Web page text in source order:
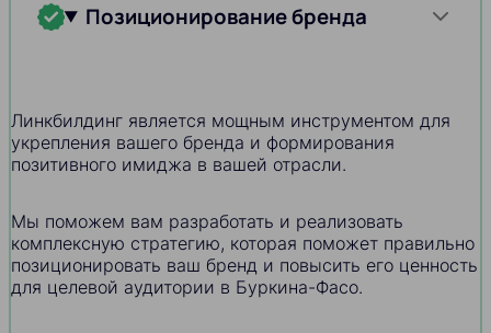
Позиционирование бренда
Линкбилдинг является мощным инструментом для
укрепления вашего бренда и формирования
позитивного имиджа в вашей отрасли.
Мы поможем вам разработать и реализовать
комплексную стратегию, которая поможет правильно
позиционировать ваш бренд и повысить его ценность
для целевой аудитории в Буркина-Фасо.